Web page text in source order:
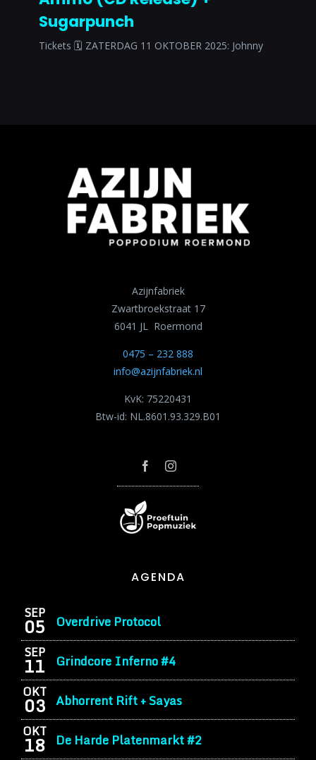
Sugarpunch
Tickets 🗓 ZATERDAG 11 OKTOBER 2025: Johnny
AGENDA
SEP
05 Overdrive Protocol
SEP
11 Grindcore Inferno #4
OKT
03 Abhorrent Rift + Sayas
OKT
18 De Harde Platenmarkt #2
Azijnfabriek
Zwartbroekstraat 17
6041 JL Roermond
0475 – 232 888
info@azijnfabriek.nl
KvK: 75220431
Btw-id: NL.8601.93.329.B01